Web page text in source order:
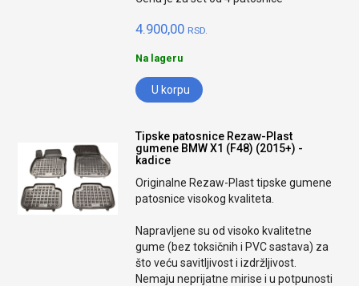
4.900,00 RSD.
Na lageru
U korpu
Tipske patosnice Rezaw-Plast
gumene BMW X1 (F48) (2015+) -
kadice
Originalne Rezaw-Plast tipske gumene
patosnice visokog kvaliteta.
Napravljene su od visoko kvalitetne
gume (bez toksičnih i PVC sastava) za
što veću savitljivost i izdržljivost.
Nemaju neprijatne mirise i u potpunosti